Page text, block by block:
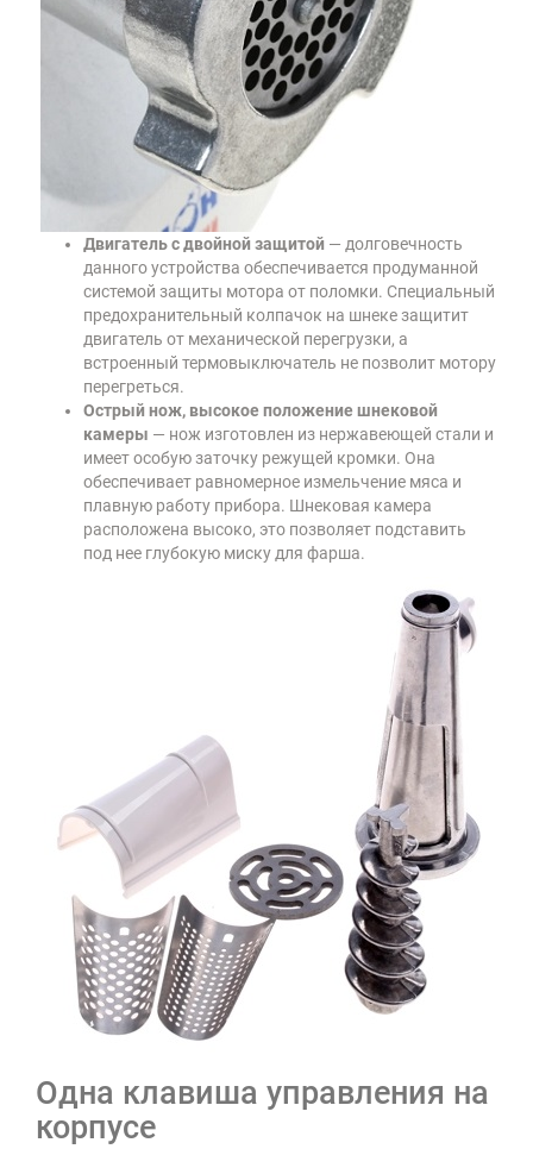
Двигатель с двойной защитой — долговечность
данного устройства обеспечивается продуманной
системой защиты мотора от поломки. Специальный
предохранительный колпачок на шнеке защитит
двигатель от механической перегрузки, а
встроенный термовыключатель не позволит мотору
перегреться.
Острый нож, высокое положение шнековой
камеры — нож изготовлен из нержавеющей стали и
имеет особую заточку режущей кромки. Она
обеспечивает равномерное измельчение мяса и
плавную работу прибора. Шнековая камера
расположена высоко, это позволяет подставить
под нее глубокую миску для фарша.
Одна клавиша управления на
корпусе